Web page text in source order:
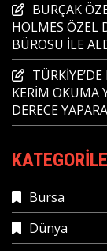
BURÇAK
HOLMES ÖZEL
BÜROSU İLE
KERİM OKUMA
DERECE
Bursa
Dünya